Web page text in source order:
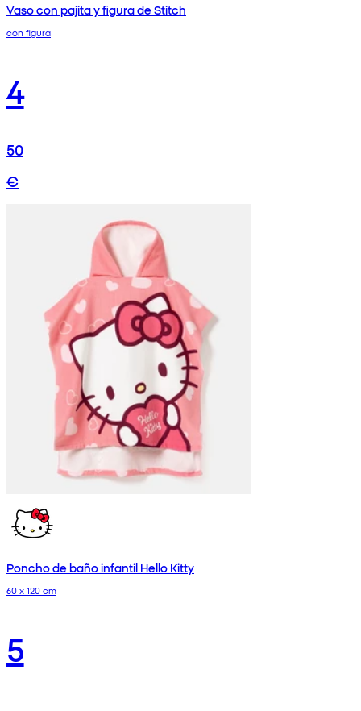
Vaso con pajita y figura de Stitch
con figura
4
50
€
Poncho de baño infantil Hello Kitty
60 x 120 cm
5